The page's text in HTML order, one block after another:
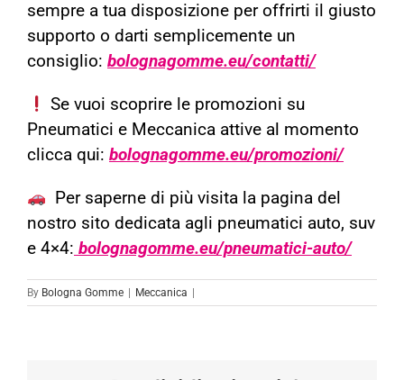
sempre a tua disposizione per offrirti il giusto
supporto o darti semplicemente un
consiglio: bolognagomme.eu/contatti/
Se vuoi scoprire le promozioni su
Pneumatici e Meccanica attive al momento
clicca qui: bolognagomme.eu/promozioni/
Per saperne di più visita la pagina del
nostro sito dedicata agli pneumatici auto, suv
e 4×4: bolognagomme.eu/pneumatici-auto/
By Bologna Gomme Meccanica